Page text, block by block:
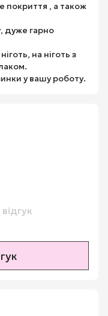
покриття , а також
дуже гарно
на ніготь з
у вашу роботу.